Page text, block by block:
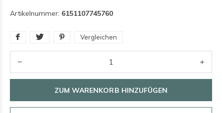
Artikelnummer: 6151107745760
Vergleichen
ZUM WARENKORB HINZUFÜGEN